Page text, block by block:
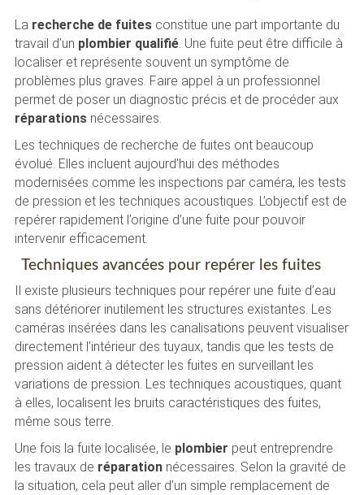
La recherche de fuitesconstitue une part importante du
travail d’un plombier qualifié. Une fuite peut être difficile à
localiser et représente souvent un symptôme de
problèmes plus graves. Faire appel à un professionnel
permet de poser un diagnostic précis et de procéder aux
réparationsnécessaires.
Les techniques de recherche de fuites ont beaucoup
évolué. Elles incluent aujourd’hui des méthodes
modernisées comme les inspections par caméra, les tests
de pression et les techniques acoustiques. L’objectif est de
repérer rapidement l’origine d’une fuite pour pouvoir
intervenir efficacement.
Techniques avancées pour repérer les fuites
Il existe plusieurs techniques pour repérer une fuite d’eau
sans détériorer inutilement les structures existantes. Les
caméras insérées dans les canalisations peuvent visualiser
directement l’intérieur des tuyaux, tandis que les tests de
pression aident à détecter les fuites en surveillant les
variations de pression. Les techniques acoustiques, quant
à elles, localisent les bruits caractéristiques des fuites,
même sous terre.
Une fois la fuite localisée, le plombier peut entreprendre
les travaux de réparationnécessaires. Selon la gravité de
la situation, cela peut aller d’un simple remplacement de